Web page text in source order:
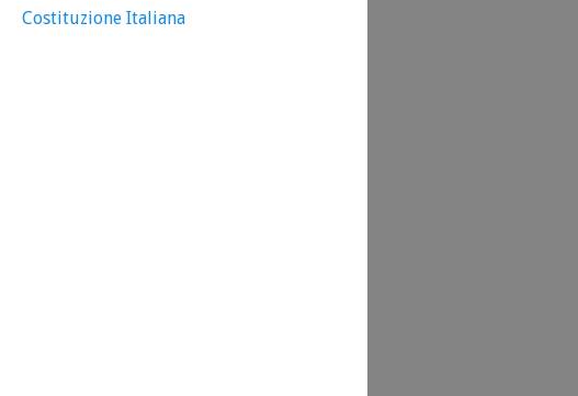
Costituzione Italiana